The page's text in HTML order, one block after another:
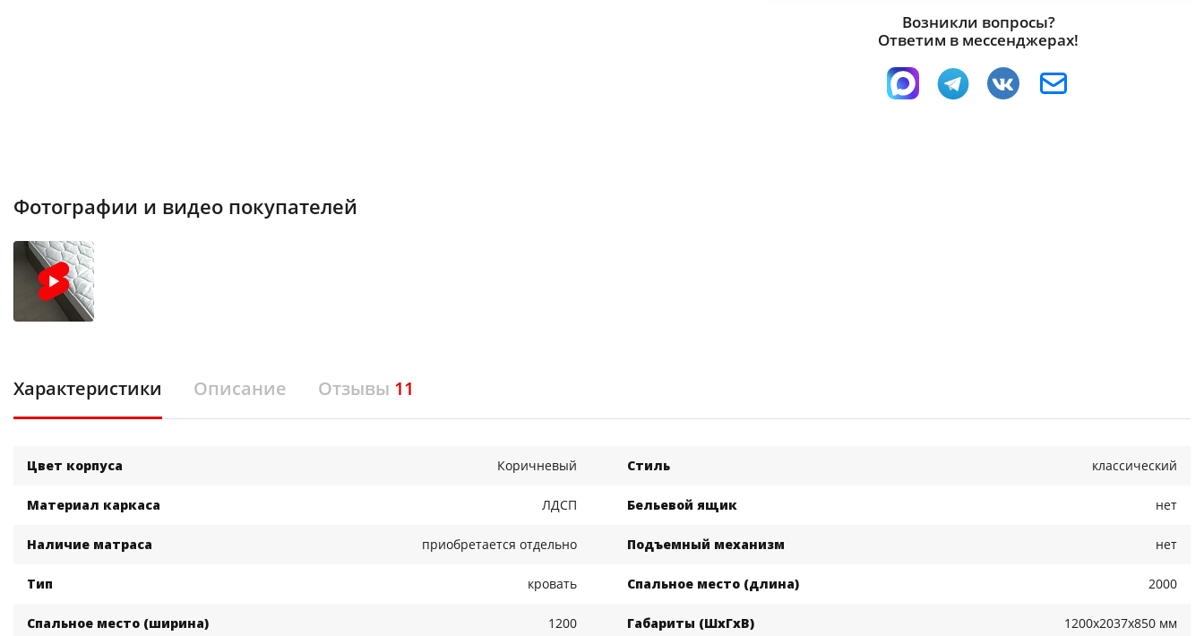
Возникли вопросы?
Ответим в мессенджерах!
Фотографии и видео покупателей
Характеристики Описание Отзывы 11
Цвет корпуса Коричневый Стиль классический
Материал каркаса ЛДСП Бельевой ящик нет
Наличие матраса приобретается отдельно Подъемный механизм нет
Тип кровать Спальное место (длина) 2000
Спальное место (ширина) 1200 Габариты (ШхГхВ) 1200x2037x850 мм